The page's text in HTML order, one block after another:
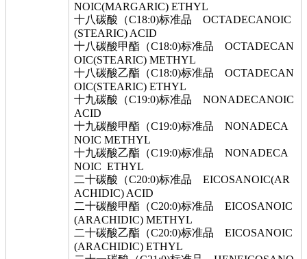
NOIC(MARGARIC) ETHYL
十八碳酸（C18:0)标准品 OCTADECANOIC
(STEARIC) ACID
十八碳酸甲酯（C18:0)标准品 OCTADECAN
OIC(STEARIC) METHYL
十八碳酸乙酯（C18:0)标准品 OCTADECAN
OIC(STEARIC) ETHYL
十九碳酸（C19:0)标准品 NONADECANOIC
ACID
十九碳酸甲酯（C19:0)标准品 NONADECA
NOIC METHYL
十九碳酸乙酯（C19:0)标准品 NONADECA
NOIC ETHYL
二十碳酸（C20:0)标准品 EICOSANOIC(AR
ACHIDIC) ACID
二十碳酸甲酯（C20:0)标准品 EICOSANOIC
(ARACHIDIC) METHYL
二十碳酸乙酯（C20:0)标准品 EICOSANOIC
(ARACHIDIC) ETHYL